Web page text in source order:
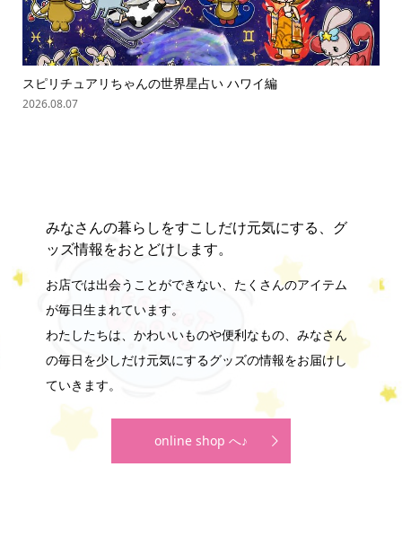
スピリチュアリちゃんの世界星占い ハワイ編
2026.08.07
みなさんの暮らしをすこしだけ元気にする、グ
ッズ情報をおとどけします。
お店では出会うことができない、たくさんのアイテム
が毎日生まれています。
わたしたちは、かわいいものや便利なもの、みなさん
の毎日を少しだけ元気にするグッズの情報をお届けし
ていきます。
online shop へ♪